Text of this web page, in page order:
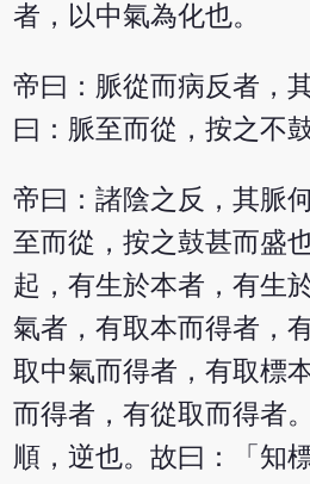
者，以中氣為化也。
帝曰：脈從而病反者，
曰：脈至而從，按之不
帝曰：諸陰之反，其脈
至而從，按之鼓甚而盛
起，有生於本者，有生
氣者，有取本而得者，
取中氣而得者，有取標
而得者，有從取而得者
順，逆也。故曰：「知